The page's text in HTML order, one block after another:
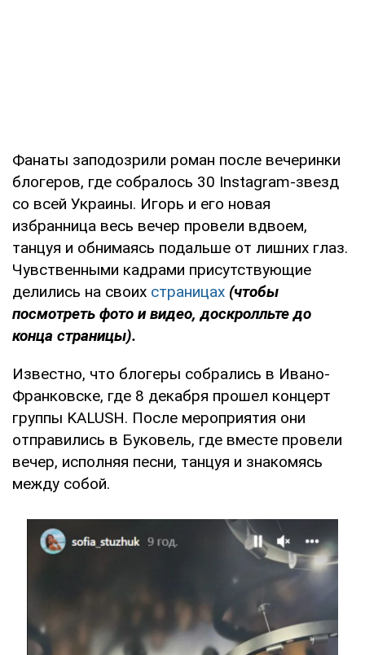
Фанаты заподозрили роман после вечеринки
блогеров, где собралось 30 Instagram-звезд
со всей Украины. Игорь и его новая
избранница весь вечер провели вдвоем,
танцуя и обнимаясь подальше от лишних глаз.
Чувственными кадрами присутствующие
делились на своих страницах (чтобы
посмотреть фото и видео, доскролльте до
конца страницы).
Известно, что блогеры собрались в Ивано-
Франковске, где 8 декабря прошел концерт
группы KALUSH. После мероприятия они
отправились в Буковель, где вместе провели
вечер, исполняя песни, танцуя и знакомясь
между собой.